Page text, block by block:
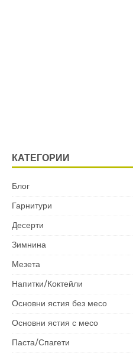
КАТЕГОРИИ
Блог
Гарнитури
Десерти
Зимнина
Мезета
Напитки/Коктейли
Основни ястия без месо
Основни ястия с месо
Паста/Спагети